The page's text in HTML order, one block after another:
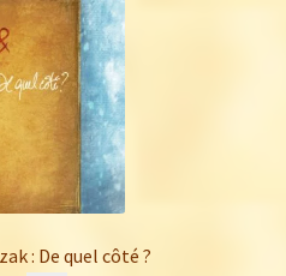
: De quel côté ?